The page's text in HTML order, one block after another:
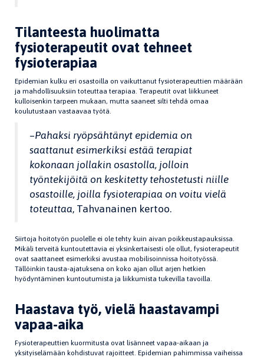
Tilanteesta huolimatta
fysioterapeutit ovat tehneet
fysioterapiaa
Epidemian kulku eri osastoilla on vaikuttanut fysioterapeuttien määrään
ja mahdollisuuksiin toteuttaa terapiaa. Terapeutit ovat liikkuneet
kulloisenkin tarpeen mukaan, mutta saaneet silti tehdä omaa
koulutustaan vastaavaa työtä.
–Pahaksi ryöpsähtänyt epidemia on
saattanut esimerkiksi estää terapiat
kokonaan jollakin osastolla, jolloin
työntekijöitä on keskitetty tehostetusti niille
osastoille, joilla fysioterapiaa on voitu vielä
toteuttaa, Tahvanainen kertoo.
Siirtoja hoitotyön puolelle ei ole tehty kuin aivan poikkeustapauksissa.
Mikäli terveitä kuntoutettavia ei yksinkertaisesti ole ollut, fysioterapeutit
ovat saattaneet esimerkiksi avustaa mobilisoinnissa hoitotyössä.
Tällöinkin tausta-ajatuksena on koko ajan ollut arjen hetkien
hyödyntäminen kuntoutumista ja liikkumista tukevilla tavoilla.
Haastava työ, vielä haastavampi
vapaa-aika
Fysioterapeuttien kuormitusta ovat lisänneet vapaa-aikaan ja
yksityiselämään kohdistuvat rajoitteet. Epidemian pahimmissa vaiheissa